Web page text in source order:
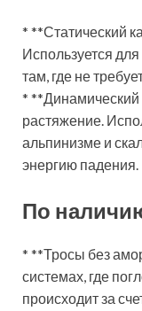
* **Статический
Используется
там, где не
*
растяжение.
альпинизме и
энергию падения.
По
* **Тросы без
системах, где
происходит за